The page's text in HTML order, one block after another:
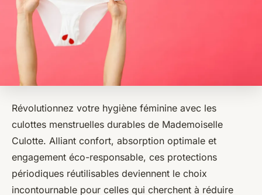
Révolutionnez votre hygiène féminine avec les
culottes menstruelles durables de Mademoiselle
Culotte. Alliant confort, absorption optimale et
engagement éco-responsable, ces protections
périodiques réutilisables deviennent le choix
incontournable pour celles qui cherchent à réduire